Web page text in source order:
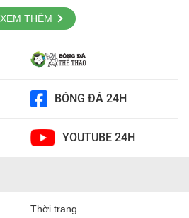
XEM THÊM
BÓNG ĐÁ 24H
YOUTUBE 24H
Thời trang